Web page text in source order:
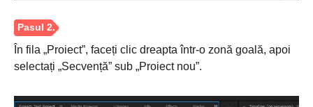
În fila „Proiect”, faceți clic dreapta într-o zonă goală, apoi
selectați „Secvență” sub „Proiect nou”.